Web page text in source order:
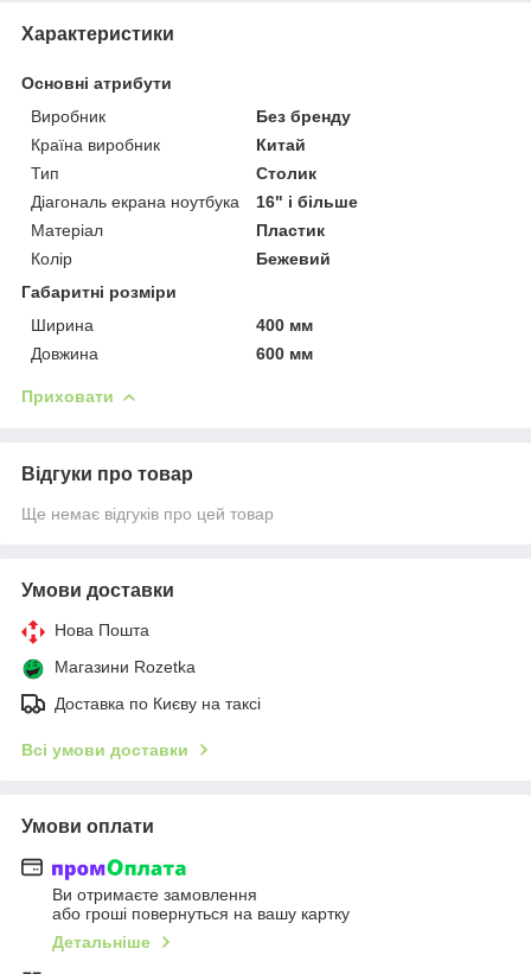
Характеристики
Основні атрибути
Виробник
Без бренду
Країна виробник
Китай
Тип
Столик
Діагональ екрана ноутбука
16" і більше
Матеріал
Пластик
Колір
Бежевий
Габаритні розміри
Ширина
400 мм
Довжина
600 мм
Приховати
Відгуки про товар
Ще немає відгуків про цей товар
Умови доставки
Нова Пошта
Магазини Rozetka
Доставка по Києву на таксі
Всі умови доставки
Умови оплати
Ви отримаєте замовлення
або гроші повернуться на вашу картку
Детальніше